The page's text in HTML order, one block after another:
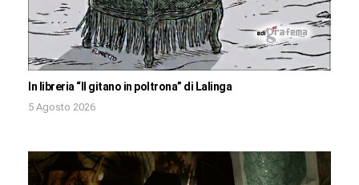
In libreria “Il gitano in poltrona” di Lalinga
5 Agosto 2026